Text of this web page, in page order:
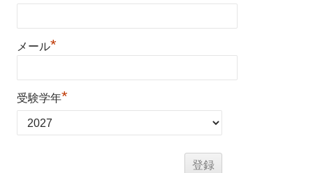
メール*
受験学年*